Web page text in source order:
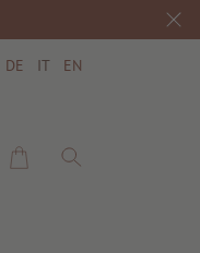
DE IT EN
search